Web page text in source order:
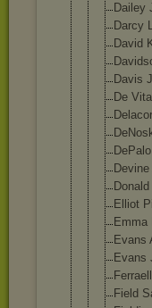
Dailey
Darcy
David
Davis
De
Elliot
Emma
Evans
Evans
Field